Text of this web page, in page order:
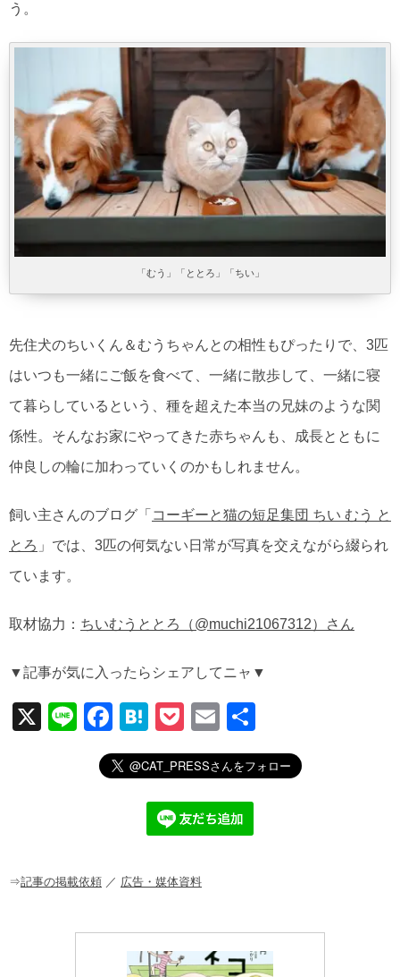
う。
「むう」「ととろ」「ちい」
先住犬のちいくん＆むうちゃんとの相性もぴったりで、3匹
はいつも一緒にご飯を食べて、一緒に散歩して、一緒に寝
て暮らしているという、種を超えた本当の兄妹のような関
係性。そんなお家にやってきた赤ちゃんも、成長とともに
仲良しの輪に加わっていくのかもしれません。
飼い主さんのブログ「 コーギーと猫の短足集団 ちい むう と
とろ 」では、3匹の何気ない日常が写真を交えながら綴られ
ています。
取材協力： ちいむうととろ（@muchi21067312）さん
▼記事が気に入ったらシェアしてニャ▼
X
Li
F
a
c
o
H
at
e
n
a
P
o
ck
et
E
m
ail
有
⇒記事の掲載依頼 ／ 広告・媒体資料